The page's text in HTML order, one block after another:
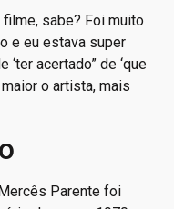
filme, sabe? Foi muito
e eu estava super
acertado” de ‘que
o artista, mais
Parente foi